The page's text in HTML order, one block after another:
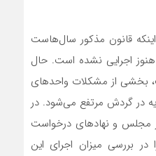
قانون مذکور سال‌هاست
اجرایی نشده است. حال
بخشی از مشکلات واحدهای
در گردش مرتفع می‌شود. در
مجلس و نهادهای درخواست
بررسی میزان اجرای این